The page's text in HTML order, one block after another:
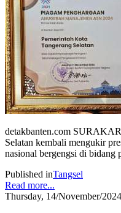
detakbanten.com
Selatan kembali mengukir
nasional bergengsi di bidang
Published inTangsel
Read more...
Thursday, 14/November/2024